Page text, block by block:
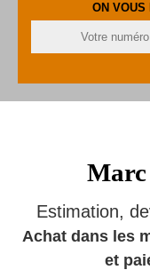
ON VOUS
Marc
Estimation,
Achat dans les
et